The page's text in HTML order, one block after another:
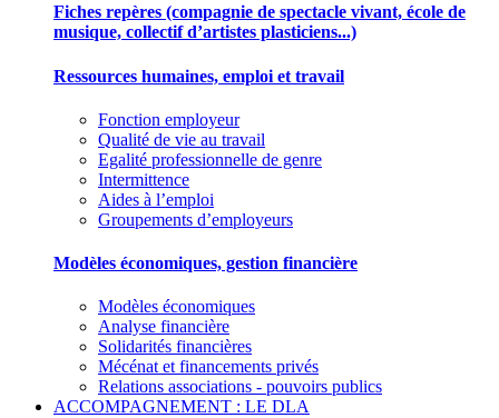
Fiches repères (compagnie de spectacle vivant, école de
musique, collectif d’artistes plasticiens...)
Ressources humaines, emploi et travail
Fonction employeur
Qualité de vie au travail
Egalité professionnelle de genre
Intermittence
Aides à l’emploi
Groupements d’employeurs
Modèles économiques, gestion financière
Modèles économiques
Analyse financière
Solidarités financières
Mécénat et financements privés
Relations associations - pouvoirs publics
ACCOMPAGNEMENT : LE DLA